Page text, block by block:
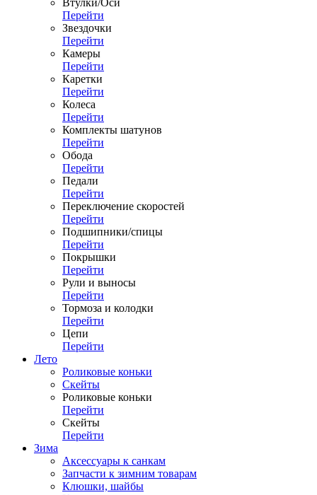
Втулки/Оси
Перейти
Звездочки
Перейти
Камеры
Перейти
Каретки
Перейти
Колеса
Перейти
Комплекты шатунов
Перейти
Обода
Перейти
Педали
Перейти
Переключение скоростей
Перейти
Подшипники/спицы
Перейти
Покрышки
Перейти
Рули и выносы
Перейти
Тормоза и колодки
Перейти
Цепи
Перейти
Лето
Роликовые коньки
Скейты
Роликовые коньки
Перейти
Скейты
Перейти
Зима
Аксессуары к санкам
Запчасти к зимним товарам
Клюшки, шайбы